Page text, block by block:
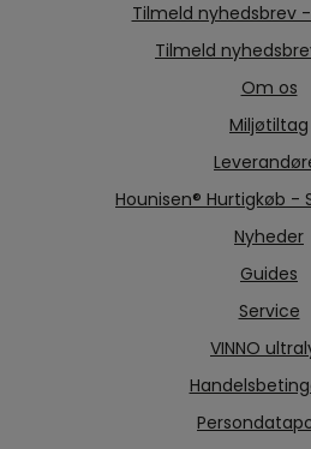
Tilmeld nyhedsbrev
Tilmeld
Om os
Miljøtiltag
Hounisen® Hurtigkøb -
Nyheder
Guides
Service
VINNO